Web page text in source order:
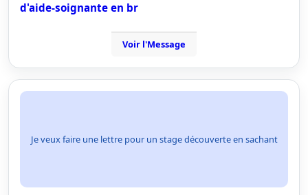
d'aide-soignante en br
Voir l'Message
Je veux faire une lettre pour un stage découverte en sachant